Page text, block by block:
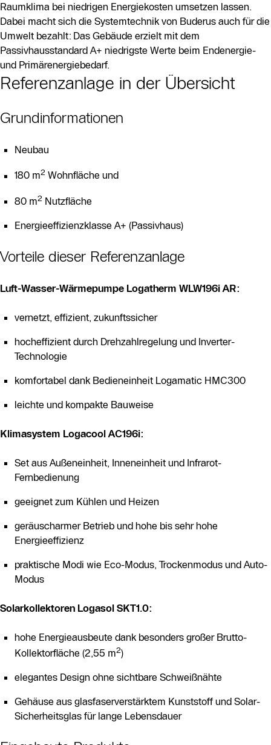
Raumklima bei niedrigen Energiekosten umsetzen lassen.
Dabei macht sich die Systemtechnik von Buderus auch für die
Umwelt bezahlt: Das Gebäude erzielt mit dem
Passivhausstandard A+ niedrigste Werte beim Endenergie-
und Primärenergiebedarf.
Referenzanlage in der Übersicht
Grundinformationen
Neubau
180 m2 Wohnfläche und
80 m2 Nutzfläche
Energieeffizienzklasse A+ (Passivhaus)
Vorteile dieser Referenzanlage
Luft-Wasser-Wärmepumpe Logatherm WLW196i AR:
vernetzt, effizient, zukunftssicher
hocheffizient durch Drehzahlregelung und Inverter-
Technologie
komfortabel dank Bedieneinheit Logamatic HMC300
leichte und kompakte Bauweise
Klimasystem Logacool AC196i:
Set aus Außeneinheit, Inneneinheit und Infrarot-
Fernbedienung
geeignet zum Kühlen und Heizen
geräuscharmer Betrieb und hohe bis sehr hohe
Energieeffizienz
praktische Modi wie Eco-Modus, Trockenmodus und Auto-
Modus
Solarkollektoren Logasol SKT1.0:
hohe Energieausbeute dank besonders großer Brutto-
Kollektorfläche (2,55 m2)
elegantes Design ohne sichtbare Schweißnähte
Gehäuse aus glasfaserverstärktem Kunststoff und Solar-
Sicherheitsglas für lange Lebensdauer